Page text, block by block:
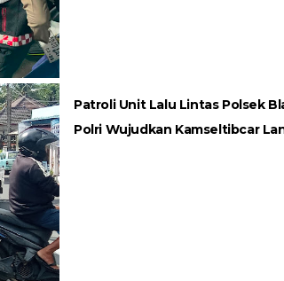
Patroli Unit Lalu Lintas Polsek
Polri Wujudkan Kamseltibcar